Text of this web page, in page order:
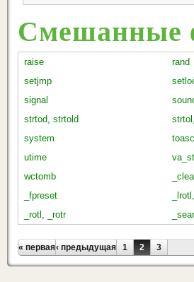
Смешанные
raise
rand
setjmp
signal
strtod, strtold
system
utime
wctomb
_fpreset
_rotl, _rotr
Страницы
« первая‹ предыдущая 1 2 3